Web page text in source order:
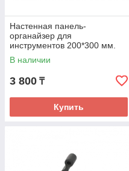
Настенная панель-
органайзер для
инструментов 200*300 мм.
В наличии
3 800 ₸
Купить